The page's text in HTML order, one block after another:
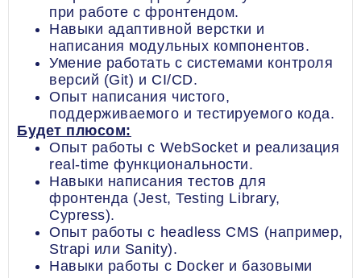
при работе с фронтендом.
Навыки адаптивной верстки и
написания модульных компонентов.
Умение работать с системами контроля
версий (Git) и CI/CD.
Опыт написания чистого,
поддерживаемого и тестируемого кода.
Будет плюсом:
Опыт работы с WebSocket и реализация
real-time функциональности.
Навыки написания тестов для
фронтенда (Jest, Testing Library,
Cypress).
Опыт работы с headless CMS (например,
Strapi или Sanity).
Навыки работы с Docker и базовыми